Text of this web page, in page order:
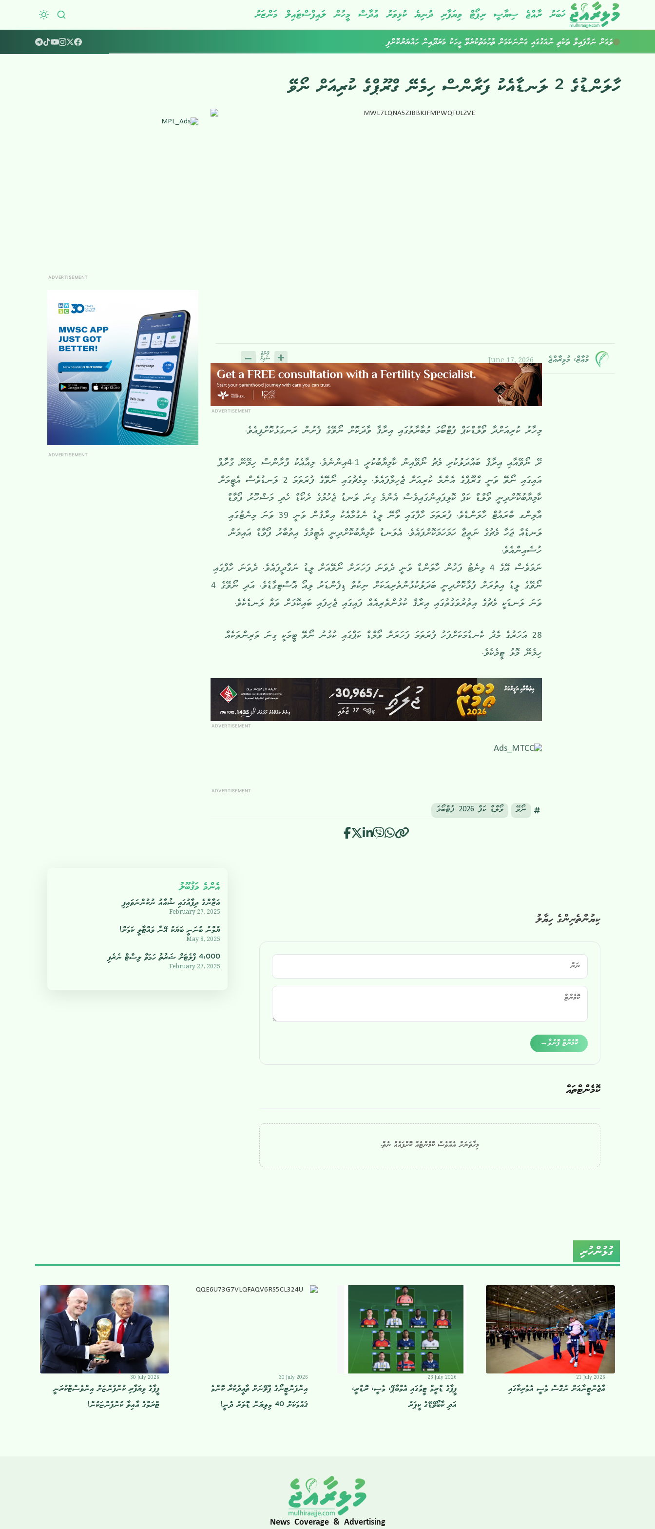
ޚަބަރު ރާއްޖެ ސިޔާސީ ރިޕޯޓް ވިޔަފާރި ދުނިޔެ ކުޅިވަރު އުދާސް މީހުން ލައިފްސްޓައިލް މަންޒަރު
ވަގަށް ނަގާފައިވާ ތަކެތި ނުއަގުގައި ގަންނަކަމަށް ތުހުމަތުކުރެވޭ މީހަކު މަރަދޫއިން ހައްޔަރުކޮށްފި
ހާލަންޑުގެ 2 ލަނޑާއެކު ފަރާންސް ހިމެނޭ ގްރޫޕްގެ ކުރިއަށް ނޯވޭ
މުޢާޒް، މުޅިރާއްޖެ June 17, 2026
ADVERTISEMENT
މިހާރު ކުރިއަށްދާ ވޯލްޑްކަޕް ފުޓްބޯޅަ މުބާރާތުގައި އިރާޤާ ވާދަކޮށް ނޯވޭގެ ފެށުން ރަނގަޅުކޮށްފިއެވެ.
ރޭ ނޯވޭއާއި އިރާޤް ބައްދަލުކުރި މެޗު ނޯވޭއިން ކާމިޔާބުކުރީ 1-4އިންނެވެ. މިއާއެކު ފްރާންސް ހިމޭނޭ ގްރާުޕް
އައިގައި ނޯވޭ ވަނީ ގްރޫޕްގެ އެންމެ ކުރިއަށް ޖެހިލާފައެވެ. މިމެޗުގައި ނޯވޭގެ ފުރަތަމަ 2 ލަނޑުވެސް އެޓީމަށް
ކާމިޔާބުކޮށްދިނީ ވޯލްޑް ކަޕް ކޮލިފައިންގައިވެސް އެންމެ ގިނަ ލަނޑު ޖެހުމުގެ ރެކޯޑް ހެދި މަޝްހޫރު ފޯވާޑް
އާލިންގ ބްރައުޓް ހާލަންޑެވެ. ފުރަތަމަ ހާފްގައި ވޯނޭ ލީޑު ނެގުމާއެކު އިރާޤުން ވަނީ 39 ވަނަ މިނެޓުގައި
ލަނޑެއް ޖަހާ މެޗުގެ ނަތީޖާ ހަމަހަމަކޮށްފައެވެ. އެލަނޑު ކާމިޔާބުކޮށްދިނީ އެޓީމުގެ އިތުބާރު ފޯވާޑް އައިމަން
ހުސެއިންއެވެ.
ނަމަވެސް އޭގެ 4 މިނެޓު ފަހުން ހާލަންޑް ވަނީ ދެވަނަ ފަހަރަށް ނޯވޭއަށް ލީޑު ނަގާދީފައެވެ. ދެވަނަ ހާފްގައި
ނޯވޭގެ ލީޑު އިތުރަށް ފުޅާކޮށްދިނީ ބަދަލުކުޅުންތެރިއަކަށް ނިކުތް ޑިފެންޑަރު ލިއޯ އޮސްޓިގާޑެވެ. އަދި ނޯވޭގެ 4
ވަނަ ލަނޑަކީ މެޗުގެ އިތުރުވަގުތުގައި އިރާޤް ކުޅުންތެރިއެއް ފައިގައި ޖެހިފައި ބައިކޮޅަށް ވަތް ލަނޑެކެވެ.
28 އަހަރުގެ މެދު ކެނޑުމަކަށްފަހު ފުރަތަމަ ފަހަރަށް ވޯލްޑް ކަޕްގައި ކުޅުނު ނޯވޭ ޓީމަކީ ގިނަ ތަރިންތަކެއް
ހިމެނޭ މޮޅު ޓީމެކެވެ.
ADVERTISEMENT
ADVERTISEMENT
ނޯވޭ ވޯލްޑް ކަޕް 2026 ފުޓްބޯޅަ
ADVERTISEMENT
ADVERTISEMENT
ކިޔުންތެރިންގެ ހިޔާލު
ކޮމެންޓް ފޮނުވާ→
ކޮމެންޓްތައް
މިހާތަނަށް އެއްވެސް ކޮމެންޓެއް ކޮށްފައެއް ނެތް.
އެންމެ މަޤުބޫލު
އަޒާންގެ ދިފާއުގައި ޝުއާއު ނުކުންނަވައިފި
February 27, 2025
ޔުމްނު ބުނަނީ ބަޔަކު އޭނާ ވައްޓާލީ ކަމަށް!
May 8, 2025
4،000 ފްލެޓަށް ޝަރުތު ހަމަވާ ލިސްޓް ނެރެފި
February 27, 2025
ގުޅުންހުރި
30 July 2026
ފީފާގެ ވިޔަފާރި ކުންފުންޏަށް އިންވެސްޓްކުރަނީ
ޓްރަމްގެ އާއިލާ ކުންފުންޏަކުން!
30 July 2026
އިންފަންޓީނޯގެ ޕްލޭނަށް ތާޢީދުކުރާ ކޮންމެ
ޤައުމަކަށް 40 މިލިޔަން ޑޮލަރު ދެނީ!
23 July 2026
ފީފާގެ ޑްރީމް ޓީމުގައި އެމްބާޕޭ، މެސީ، ރޮޑްރީ،
އަދި ކާބޯވޭޑޭގެ ކީޕަރު
21 July 2026
އާޖެންޓީނާއަށް ނުގޮސް މެސީ އެމެރިކާގައި
News Coverage & Advertising